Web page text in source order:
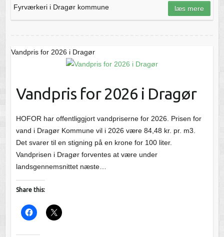
Fyrværkeri i Dragør kommune læs mere
Vandpris for 2026 i Dragør
Vandpris for 2026 i Dragør
HOFOR har offentliggjort vandpriserne for 2026. Prisen for
vand i Dragør Kommune vil i 2026 være 84,48 kr. pr. m3.
Det svarer til en stigning på en krone for 100 liter.
Vandprisen i Dragør forventes at være under
landsgennemsnittet næste…
Share this: